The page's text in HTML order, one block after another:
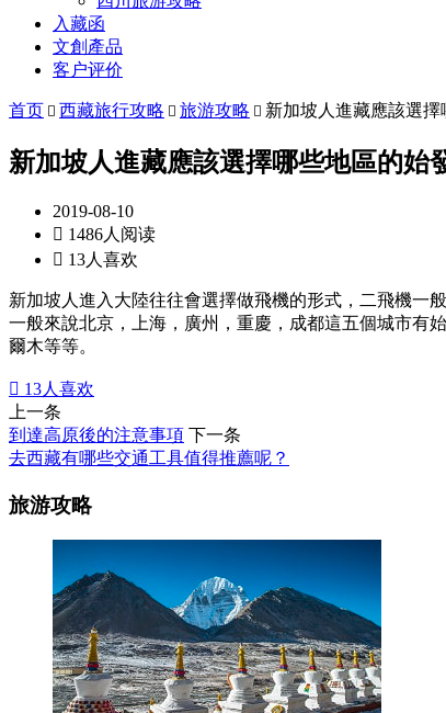
入藏函
文創產品
客户评价
首页  西藏旅行攻略  旅游攻略  新加坡人進藏應該選擇
新加坡人進藏應該選擇哪些地區的始
2019-08-10
 1486人阅读
 13人喜欢
新加坡人進入大陸往往會選擇做飛機的形式，二飛機一
一般來說北京，上海，廣州，重慶，成都這五個城市有
爾木等等。
 13人喜欢
上一条
到達高原後的注意事項 下一条
去西藏有哪些交通工具值得推薦呢？
旅游攻略